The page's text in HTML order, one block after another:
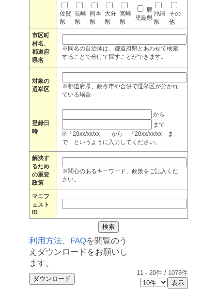
佐賀
県
長崎
県
熊本
県
大分
県
宮崎
県
鹿
児島県
沖縄
県
その
他
市区町
村名、
都道府
県名
※同名の自治体は、都道府県とあわせて検索
することで分けて探すことができます。
対象の
選挙区
※都道府県、政令市や合併で選挙区が分かれ
ている場合
登録日
時
から
まで
※「20xx/xx/xx」 から 「20xx/xx/xx」ま
で というように入力してください。
解決す
るため
の重要
政策
※関心のあるキーワード、政策をご記入くだ
さい。
マニフ
ェスト
ID
利用方法、 FAQを閲覧のう
えダウンロードをお願いし
ます。
11 - 20件 / 1078件